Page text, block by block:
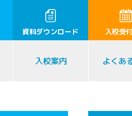
資料ダウンロード 入校受
入校案内 よくあ